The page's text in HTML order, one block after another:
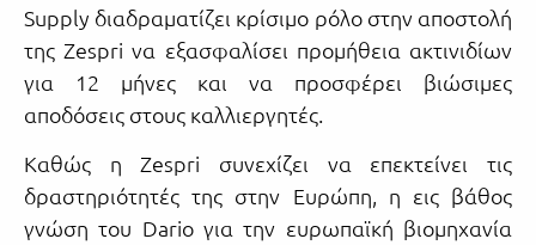
Supply διαδραματίζει κρίσιμο ρόλο στην αποστολή
της Zespri να εξασφαλίσει προμήθεια ακτινιδίων
για 12 μήνες και να προσφέρει βιώσιμες
αποδόσεις στους καλλιεργητές.
Καθώς η Zespri συνεχίζει να επεκτείνει τις
δραστηριότητές της στην Ευρώπη, η εις βάθος
γνώση του Dario για την ευρωπαϊκή βιομηχανία